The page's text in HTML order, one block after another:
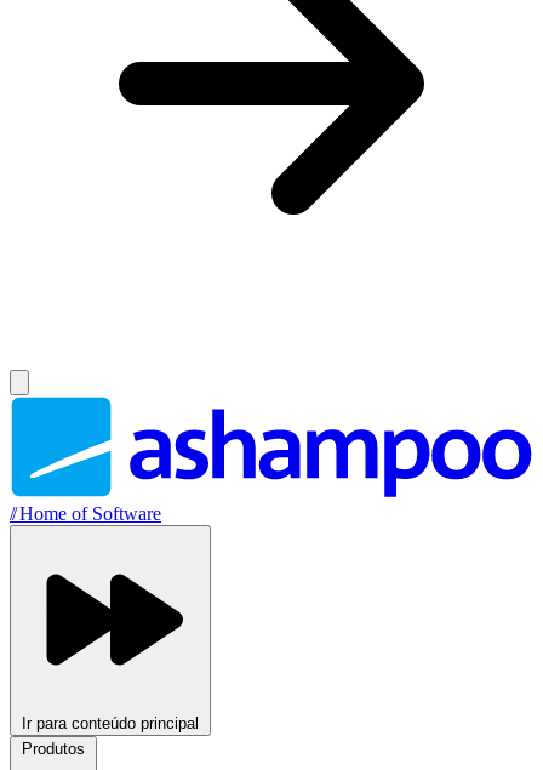
//Home of Software
Ir para conteúdo principal
Produtos